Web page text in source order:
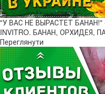
"У ВАС НЕ ВЫРАСТЕТ
INVITRO. БАНАН, ОРХИДЕЯ,
Переглянути